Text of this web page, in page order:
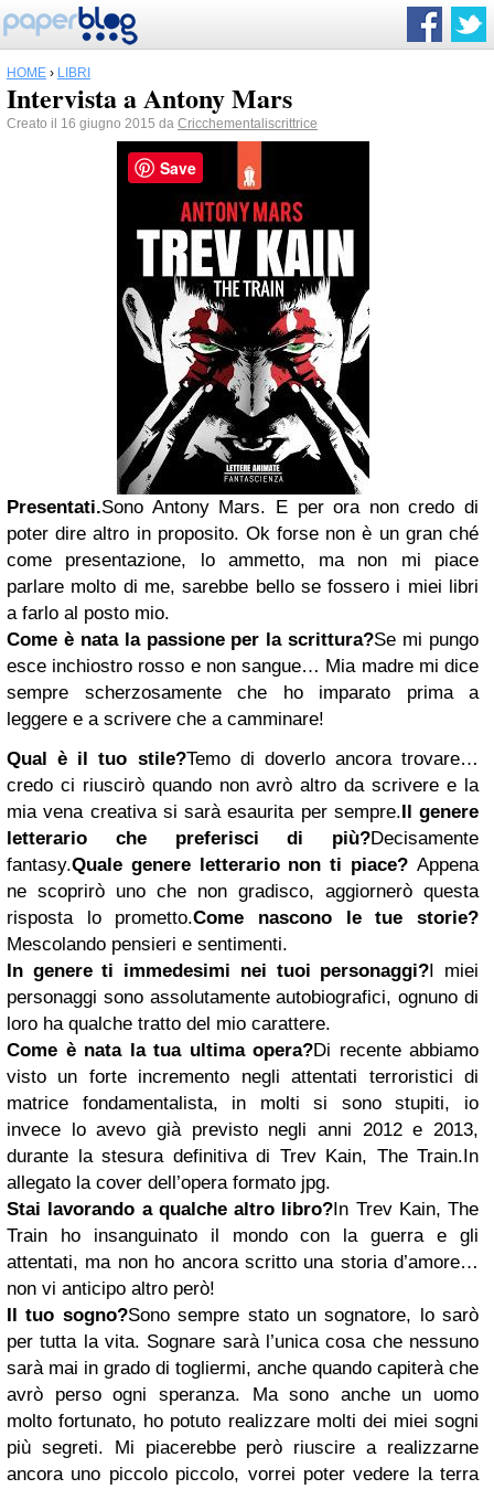
HOME › LIBRI
Intervista a Antony Mars
Creato il 16 giugno 2015 da Cricchementaliscrittrice
Presentati.Sono Antony Mars. E per ora non credo di
poter dire altro in proposito. Ok forse non è un gran ché
come presentazione, lo ammetto, ma non mi piace
parlare molto di me, sarebbe bello se fossero i miei libri
a farlo al posto mio.
Come è nata la passione per la scrittura?Se mi pungo
esce inchiostro rosso e non sangue… Mia madre mi dice
sempre scherzosamente che ho imparato prima a
leggere e a scrivere che a camminare!
Qual è il tuo stile?Temo di doverlo ancora trovare…
credo ci riuscirò quando non avrò altro da scrivere e la
mia vena creativa si sarà esaurita per sempre.Il genere
letterario che preferisci di più?Decisamente
fantasy.Quale genere letterario non ti piace? Appena
ne scoprirò uno che non gradisco, aggiornerò questa
risposta lo prometto.Come nascono le tue storie?
Mescolando pensieri e sentimenti.
In genere ti immedesimi nei tuoi personaggi?I miei
personaggi sono assolutamente autobiografici, ognuno di
loro ha qualche tratto del mio carattere.
Come è nata la tua ultima opera?Di recente abbiamo
visto un forte incremento negli attentati terroristici di
matrice fondamentalista, in molti si sono stupiti, io
invece lo avevo già previsto negli anni 2012 e 2013,
durante la stesura definitiva di Trev Kain, The Train.In
allegato la cover dell’opera formato jpg.
Stai lavorando a qualche altro libro?In Trev Kain, The
Train ho insanguinato il mondo con la guerra e gli
attentati, ma non ho ancora scritto una storia d’amore…
non vi anticipo altro però!
Il tuo sogno?Sono sempre stato un sognatore, lo sarò
per tutta la vita. Sognare sarà l’unica cosa che nessuno
sarà mai in grado di togliermi, anche quando capiterà che
avrò perso ogni speranza. Ma sono anche un uomo
molto fortunato, ho potuto realizzare molti dei miei sogni
più segreti. Mi piacerebbe però riuscire a realizzarne
ancora uno piccolo piccolo, vorrei poter vedere la terra
Save